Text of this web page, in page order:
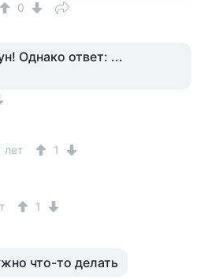
0
Однако ответ: ...
лет 1
1
что-то делать